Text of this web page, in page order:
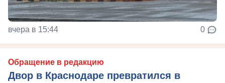
вчера в 15:44 0
Обращение в редакцию
Двор в Краснодаре превратился в